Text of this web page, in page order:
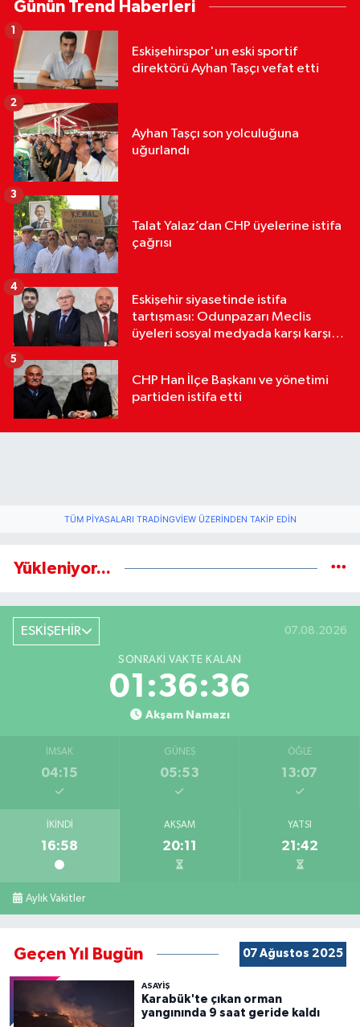
Günün Trend Haberleri
Eskişehirspor'un eski sportif
direktörü Ayhan Taşçı vefat etti
1
Ayhan Taşçı son yolculuğuna
uğurlandı
2
Talat Yalaz’dan CHP üyelerine istifa
çağrısı
3
Eskişehir siyasetinde istifa
tartışması: Odunpazarı Meclis
üyeleri sosyal medyada karşı karşıya
4
CHP Han İlçe Başkanı ve yönetimi
partiden istifa etti
5
TÜM PIYASALARI TRADINGVIEW ÜZERINDEN TAKIP EDIN
Yükleniyor...
ESKİŞEHİR 07.08.2026
SONRAKI VAKTE KALAN
01:36:35
Akşam Namazı
İMSAK
04:15
GÜNEŞ
05:53
ÖĞLE
13:07
İKINDI
16:58
AKŞAM
20:11
YATSI
21:42
Aylık Vakitler
Geçen Yıl Bugün 07 Ağustos 2025
ASAYİŞ
Karabük'te çıkan orman
yangınında 9 saat geride kaldı